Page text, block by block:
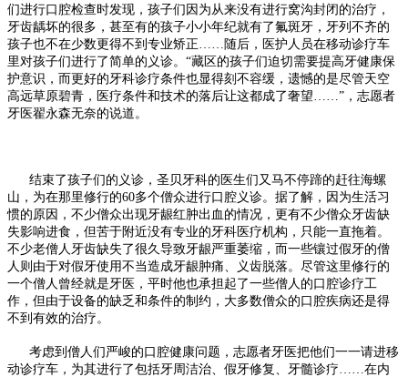
们进行口腔检查时发现，孩子们因为从来没有进行窝沟封闭的治疗，
牙齿龋坏的很多，甚至有的孩子小小年纪就有了氟斑牙，牙列不齐的
孩子也不在少数更得不到专业矫正……随后，医护人员在移动诊疗车
里对孩子们进行了简单的义诊。“藏区的孩子们迫切需要提高牙健康保
护意识，而更好的牙科诊疗条件也显得刻不容缓，遗憾的是尽管天空
高远草原碧青，医疗条件和技术的落后让这都成了奢望……”，志愿者
牙医翟永森无奈的说道。
结束了孩子们的义诊，圣贝牙科的医生们又马不停蹄的赶往海螺
山，为在那里修行的60多个僧众进行口腔义诊。据了解，因为生活习
惯的原因，不少僧众出现牙龈红肿出血的情况，更有不少僧众牙齿缺
失影响进食，但苦于附近没有专业的牙科医疗机构，只能一直拖着。
不少老僧人牙齿缺失了很久导致牙龈严重萎缩，而一些镶过假牙的僧
人则由于对假牙使用不当造成牙龈肿痛、义齿脱落。尽管这里修行的
一个僧人曾经就是牙医，平时他也承担起了一些僧人的口腔诊疗工
作，但由于设备的缺乏和条件的制约，大多数僧众的口腔疾病还是得
不到有效的治疗。
考虑到僧人们严峻的口腔健康问题，志愿者牙医把他们一一请进移
动诊疗车，为其进行了包括牙周洁治、假牙修复、牙髓诊疗……在内